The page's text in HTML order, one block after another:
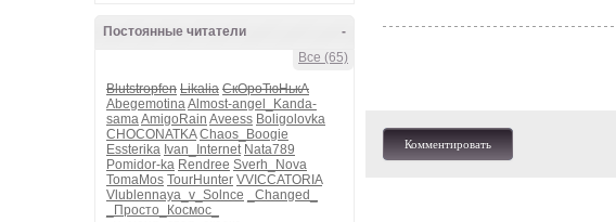
-
Постоянные читатели
Все (65)
Blutstropfen Likalia СкОроТюНькА
AbegemotinaAlmost-angel_Kanda-
samaAmigoRain Aveess Boligolovka
CHOCONATKA Chaos_Boogie
Essterika Ivan_Internet Nata789
Pomidor-ka Rendree Sverh_Nova
TomaMos TourHunter VVICCATORIA
Vlublennaya_v_Solnce
_Changed_
_Просто_Космос_
Комментировать